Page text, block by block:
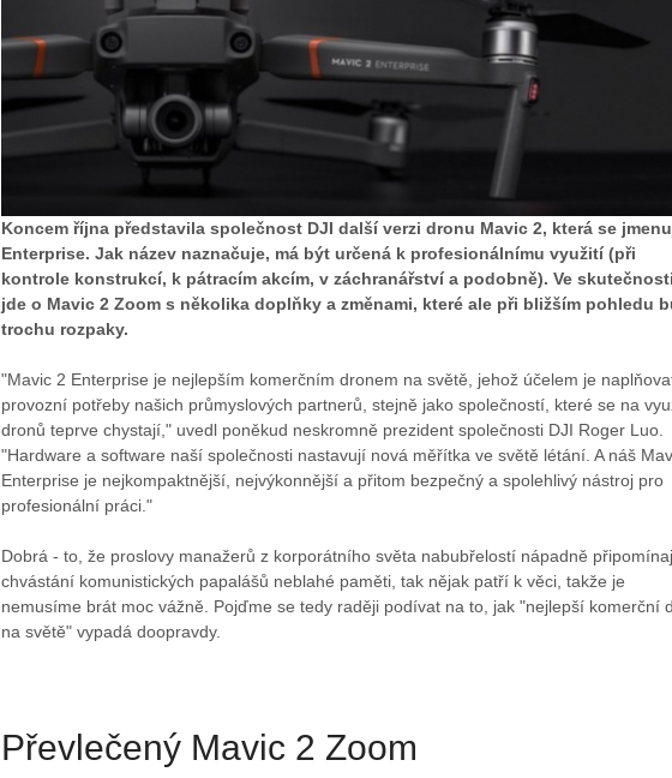
Koncem října představila společnost DJI další verzi dronu Mavic 2, která se
Enterprise. Jak název naznačuje, má být určená k profesionálnímu využití (při
kontrole konstrukcí, k pátracím akcím, v záchranářství a podobně). Ve skutečnosti
jde o Mavic 2 Zoom s několika doplňky a změnami, které ale při bližším pohledu
trochu rozpaky.
"Mavic 2 Enterprise je nejlepším komerčním dronem na světě, jehož účelem je
provozní potřeby našich průmyslových partnerů, stejně jako společností, které se na
dronů teprve chystají," uvedl poněkud neskromně prezident společnosti DJI Roger Luo.
"Hardware a software naší společnosti nastavují nová měřítka ve světě létání. A náš
Enterprise je nejkompaktnější, nejvýkonnější a přitom bezpečný a spolehlivý nástroj pro
profesionální práci."
Dobrá - to, že proslovy manažerů z korporátního světa nabubřelostí nápadně
chvástání komunistických papalášů neblahé paměti, tak nějak patří k věci, takže je
nemusíme brát moc vážně. Pojďme se tedy raději podívat na to, jak "nejlepší komerční
na světě" vypadá doopravdy.
Převlečený Mavic 2 Zoom